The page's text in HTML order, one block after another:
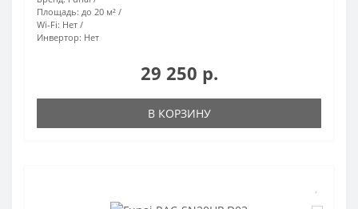
Площадь: до 20 м²
Wi-Fi: Нет
Инвертор: Нет
29 250 р.
В КОРЗИНУ